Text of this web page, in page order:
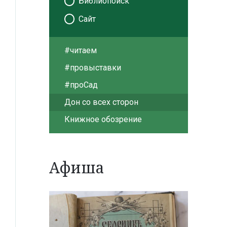
Сайт
#читаем
#провыставки
#проСад
Дон со всех сторон
Книжное обозрение
Афиша